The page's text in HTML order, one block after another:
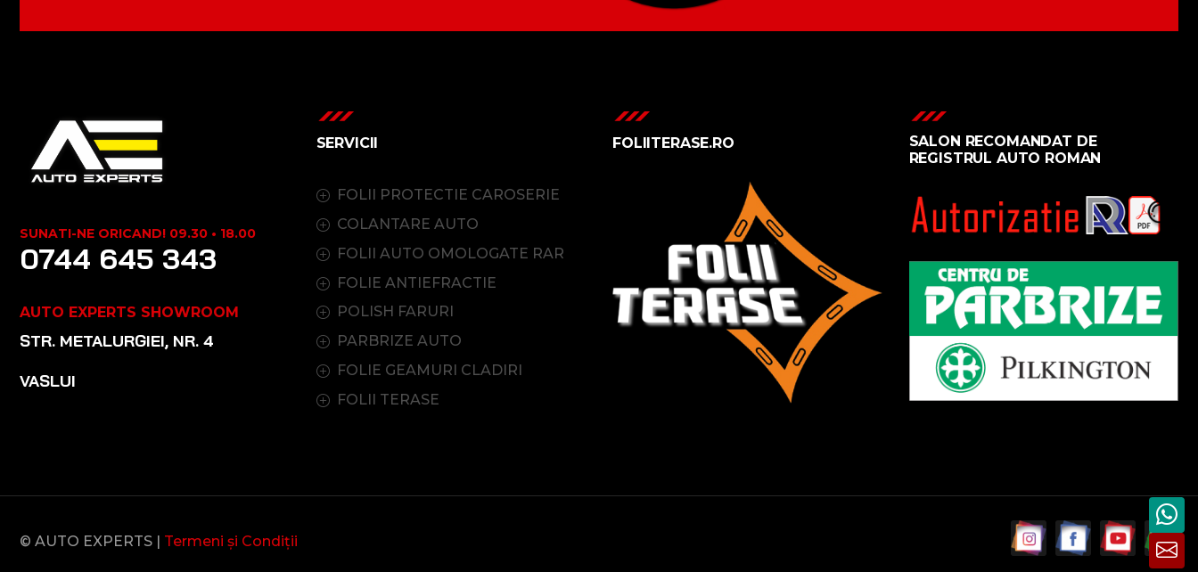
SUNATI-NE ORICAND! 09.30 • 18.00
0744 645 343
AUTO EXPERTS SHOWROOM
STR. METALURGIEI, NR. 4
VASLUI
SERVICII
FOLII PROTECTIE CAROSERIE
COLANTARE AUTO
FOLII AUTO OMOLOGATE RAR
FOLIE ANTIEFRACTIE
POLISH FARURI
PARBRIZE AUTO
FOLIE GEAMURI CLADIRI
FOLII TERASE
FOLIITERASE.RO
SALON RECOMANDAT DE
REGISTRUL AUTO ROMAN
© AUTO EXPERTS | Termeni și Condiții